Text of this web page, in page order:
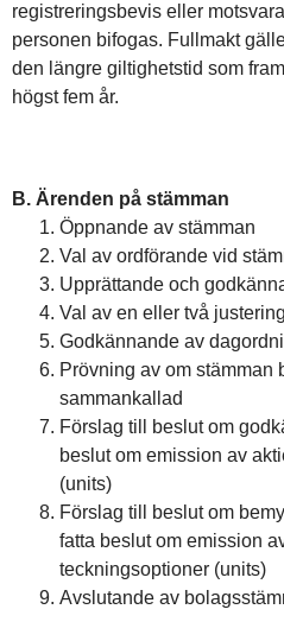
registreringsbevis eller
personen bifogas. Fullmakt
den längre giltighetstid som
högst fem år.
B. Ärenden på stämman
Öppnande av stämman
Val av ordförande vid
Upprättande och
Val av en eller två
Godkännande av
Prövning av om stämman
sammankallad
Förslag till beslut om
beslut om emission av
(units)
Förslag till beslut om
fatta beslut om emission
teckningsoptioner (units)
Avslutande av